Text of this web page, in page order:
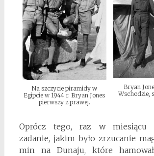
Na szczycie piramidy w
Egipcie w 1944 r. Bryan Jones
pierwszy z prawej.
Bryan
Wschodzie,
Oprócz tego, raz w miesiącu
zadanie, jakim było zrzucanie
min na Dunaju, które